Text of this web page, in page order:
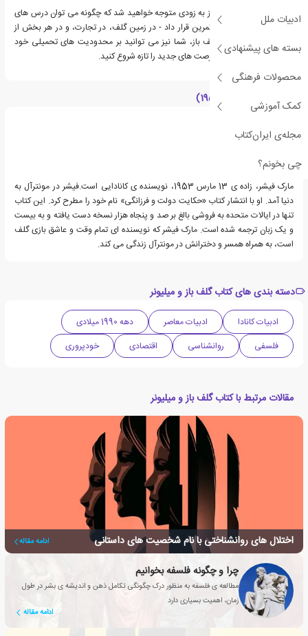
ادبیات ملل
بسته های پیشنهادی
محصولات فرهنگی
کمک آموزشی
مجله‌ی ایران‌کتاب
چی بخونم؟
مانند یک گلف باز، شما نیز به زودی متوجه خواهید شد که چگونه می توان درس های
این کتاب را بلافاصله در تمرین قرار داد - در زمین گلف، در تجارت، و در هر بخش از
زندگی شما. مانند یک گلف باز، شما نیز می توانید بر محدودیت های تحمیلی خود
پیروز شوید و مسیری از فرصت های جدید را تازه شروع کنید.
درباره مارک فیشر (1953)
مارک فیشر، زاده ی 13 مارس 1953، نویسنده ی کانادایی است.فیشر در مونترآل به
دنیا آمد. او با انتشار کتاب «حکایت دولت و فرزانگی» نام خود را مطرح کرد. این کتاب
تنها در ایالات متحده به فروشی بالغ بر صد و پنجاه هزار نسخه دست یافته و به بیست
و یک زبان ترجمه شده است. مارک فیشر که نویسنده ای تمام وقت و عاشق بازی گلف
است، به همراه همسر و دخترانش در مونترآل زندگی می کند.
دسته بندی های کتاب گلف باز و میلیونر
ادبیات کانادا ادبیات معاصر
دهه 1990 میلادی
فلسفی
روانشناسی اقتصادی خودپروری
مقالات مرتبط با کتاب گلف باز و میلیونر
اختلال های روانشناختی با نام شخصیت های داستانی ادامه مقاله
چرا و چگونه فلسفه بخوانیم
مطالعه ی فلسفه به منظور درک چگونگی تکامل ذهن و اندیشه ی بشر در طول
زمان، اهمیت بسیاری دارد
ادامه مقاله